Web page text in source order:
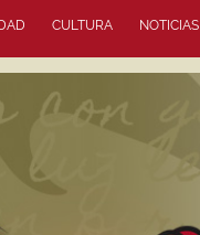
CULTURA NOTICIAS